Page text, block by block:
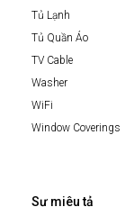
Tủ Lạnh
Tủ Quần Áo
TV Cable
Washer
WiFi
Window Coverings
Sự miêu tả